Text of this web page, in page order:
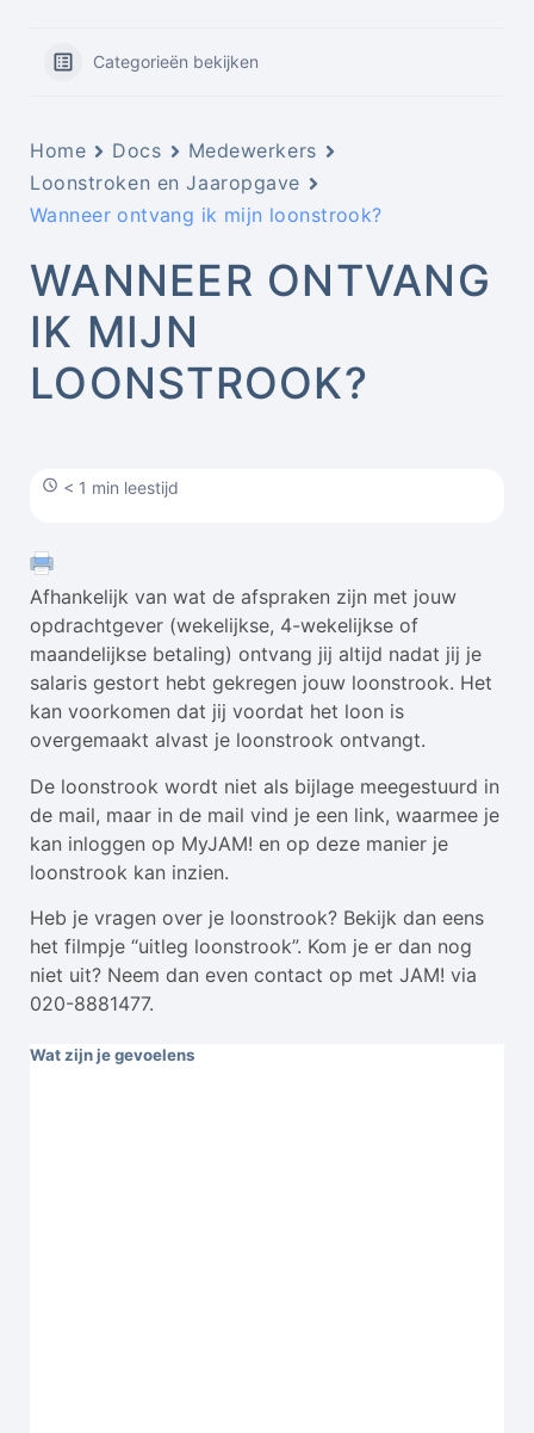
Categorieën bekijken
Home Docs
Medewerkers
Loonstroken en Jaaropgave
Wanneer ontvang ik mijn loonstrook?
WANNEER ONTVANG
IK MIJN
LOONSTROOK?
< 1 min leestijd
Afhankelijk van wat de afspraken zijn met jouw
opdrachtgever (wekelijkse, 4-wekelijkse of
maandelijkse betaling) ontvang jij altijd nadat jij je
salaris gestort hebt gekregen jouw loonstrook. Het
kan voorkomen dat jij voordat het loon is
overgemaakt alvast je loonstrook ontvangt.
De loonstrook wordt niet als bijlage meegestuurd in
de mail, maar in de mail vind je een link, waarmee je
kan inloggen op MyJAM! en op deze manier je
loonstrook kan inzien.
Heb je vragen over je loonstrook? Bekijk dan eens
het filmpje “uitleg loonstrook”. Kom je er dan nog
niet uit? Neem dan even contact op met JAM! via
020-8881477.
Wat zijn je gevoelens